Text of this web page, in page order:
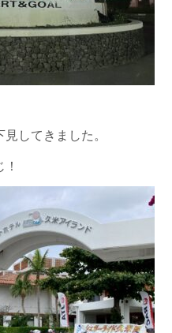
してきました。